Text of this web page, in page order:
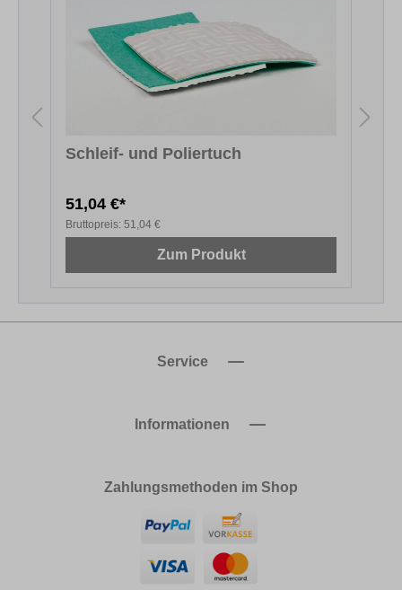
Schleif- und Poliertuch
51,04 €*
Bruttopreis: 51,04 €
Zum Produkt
Service
Informationen
Zahlungsmethoden im Shop